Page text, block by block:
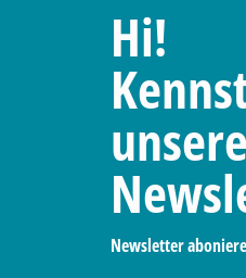
Hi!
Newsletter